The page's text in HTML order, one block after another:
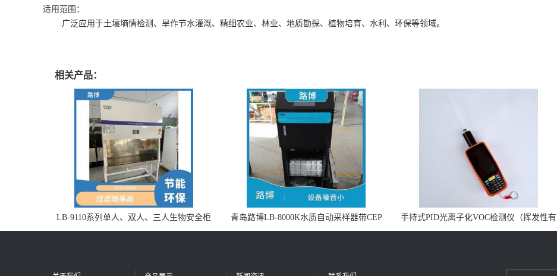
适用范围：
.广泛应用于土壤墒情检测、旱作节水灌溉、精细农业、林业、地质勘探、植物培育、水利、环保等领域。
相关产品：
LB-9110系列单人、双人、三人生物安全柜
适用于科研机构
青岛路博LB-8000K水质自动采样器带CEP
证书
手持式PID光离子化VOC检测仪（挥发性有
机物设备）